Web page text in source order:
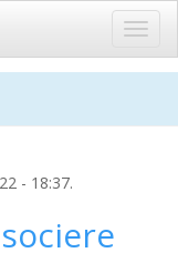
- 18:37.